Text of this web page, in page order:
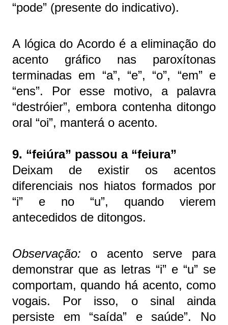
“pode” (presente do indicativo).
A lógica do Acordo é a eliminação do
acento gráfico nas paroxítonas
terminadas em “a”, “e”, “o”, “em” e
“ens”. Por esse motivo, a palavra
“destróier”, embora contenha ditongo
oral “oi”, manterá o acento.
9. “feiúra” passou a “feiura”
Deixam de existir os acentos
diferenciais nos hiatos formados por
“i” e no “u”, quando vierem
antecedidos de ditongos.
Observação: o acento serve para
demonstrar que as letras “i” e “u” se
comportam, quando há acento, como
vogais. Por isso, o sinal ainda
persiste em “saída” e saúde”. No